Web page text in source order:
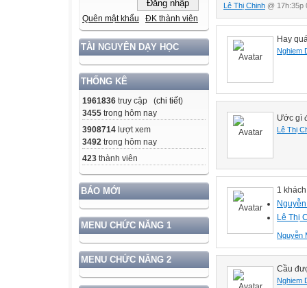
Quên mật khẩu ĐK thành viên
TÀI NGUYÊN DẠY HỌC
THỐNG KÊ
1961836 truy cập (chi tiết)
3455 trong hôm nay
3908714 lượt xem
3492 trong hôm nay
423 thành viên
BÁO MỚI
MENU CHỨC NĂNG 1
MENU CHỨC NĂNG 2
Lê Thị Chinh @ 17h:35p
Hay
Nghiem
Ước gì
Lê Thị
1
Lê Thị
Nguyễn
Cầu
Nghiem